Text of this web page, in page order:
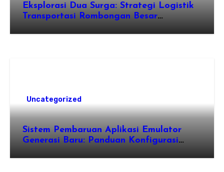
Eksplorasi Dua Surga: Strategi Logistik
Transportasi Rombongan Besar
Uncategorized
Sistem Pembaruan Aplikasi Emulator
Generasi Baru: Panduan Konfigurasi